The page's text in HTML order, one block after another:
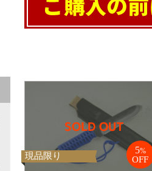
現品限り
5%
OFF